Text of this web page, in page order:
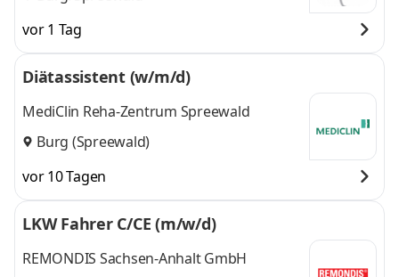
vor 1 Tag
Diätassistent (w/m/d)
MediClin Reha-Zentrum Spreewald
Burg (Spreewald)
vor 10 Tagen
LKW Fahrer C/CE (m/w/d)
REMONDIS Sachsen-Anhalt GmbH